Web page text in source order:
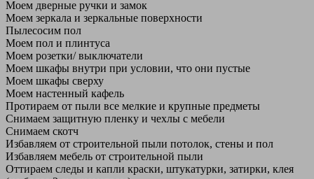
Моем дверные ручки и замок
Моем зеркала и зеркальные поверхности
Пылесосим пол
Моем пол и плинтуса
Моем розетки/ выключатели
Моем шкафы внутри при условии, что они пустые
Моем шкафы сверху
Моем настенный кафель
Протираем от пыли все мелкие и крупные предметы
Снимаем защитную пленку и чехлы с мебели
Снимаем скотч
Избавляем от строительной пыли потолок, стены и пол
Избавляем мебель от строительной пыли
Оттираем следы и капли краски, штукатурки, затирки, клея